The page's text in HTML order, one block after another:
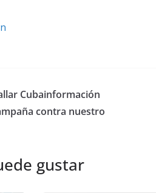
Cubainformación
contra nuestro
gustar